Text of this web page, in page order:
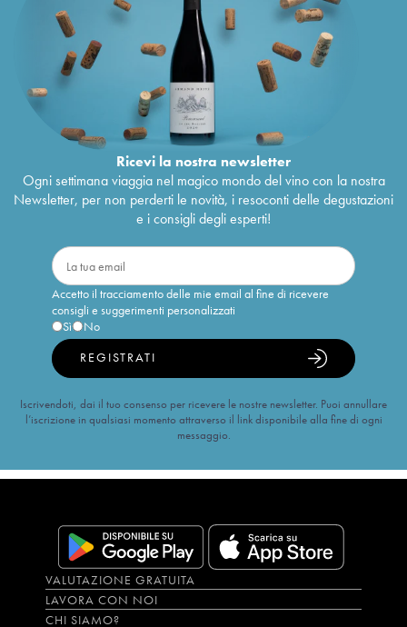
Ricevi la nostra newsletter
Ogni settimana viaggia nel magico mondo del vino con la nostra
Newsletter, per non perderti le novità, i resoconti delle degustazioni
e i consigli degli esperti!
Accetto il tracciamento delle mie email al fine di ricevere
consigli e suggerimenti personalizzati
Sì
No
REGISTRATI
Iscrivendoti, dai il tuo consenso per ricevere le nostre newsletter. Puoi annullare
l’iscrizione in qualsiasi momento attraverso il link disponibile alla fine di ogni
messaggio.
VALUTAZIONE GRATUITA
LAVORA CON NOI
CHI SIAMO?